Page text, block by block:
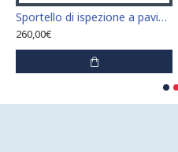
Sportello di ispezione a pavimento 400 mm x 400 mm con 2 serrature
260,00€